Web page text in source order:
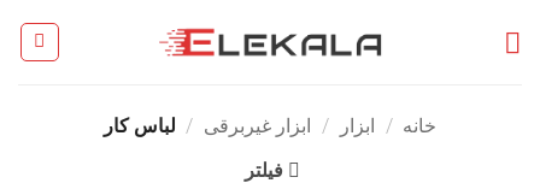
خانه / ابزار / ابزار غیربرقی / لباس کار
فیلتر